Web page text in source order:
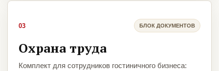
03 БЛОК ДОКУМЕНТОВ
Охрана труда
Комплект для сотрудников гостиничного бизнеса: